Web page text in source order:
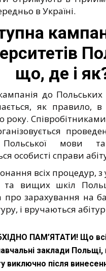
в Україні.
що, де і
до Польських
як правило, в
року.
мови
особисті справи
всіх процедур, з
та вищих шкіл
про зарахування на
і вручаються
ПАМ’ЯТАТИ! Що
заклади Польщі,
виключно після